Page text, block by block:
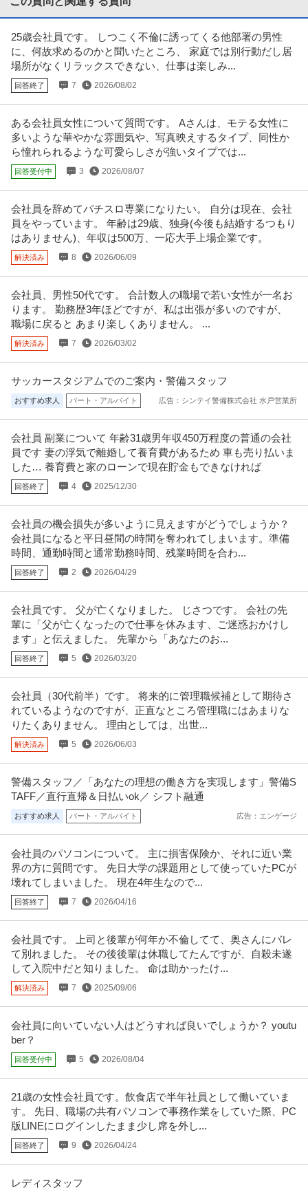
経理（財務会計） ／ 経理／土日祝休み／服装自由／賞与4か月分
／平均年齢30代／残業月10時間
株式会社林電子
正社員
年収300万円〜500万円
【職種】管理＞経理（財務会計） 【業種】IT・インターネット＞ソフトウエ
ア ※会員属性などに応じ、…続きを見る
提供：ビズリーチ
年収1000万円も可能×土日祝休み／外国人人材紹介の法人営業／
マネジメント業務
上野グループホールディングス株式会社
正社員 交通費支給
【年収1000万円も可能×土日祝休み】外国人人材紹介の法人営業｜マネジメ
ント業務 【高収入！稼ぐな…続きを見る
提供：上野グループホールディングス株式会社
ドローン・3Dレーザースキャナーを駆使する先進的測量技術者／
創業90年の強固なグループ基盤／京都・丸太町駅徒歩1分／完全週
休2日（土日祝）
正社員 土日休み 高収入 完全週休2日制
年収800万円〜1,000万円
【職種】管理＞法務・コンプライアンス 【業種】士業＞その他 ※会員属性な
どに応じ、当該求人をビズリ…続きを見る
提供：ビズリーチ
御茶ノ水／社会課題の構造化ライター（記者職）在宅勤務中心土
日祝休み
株式会社Ｒｉｄｉｌｏｖｅｒ
年収400万円〜690万円
株式会社Ｒｉｄｉｌｏｖｅｒ 【御茶ノ水】社会課題の構造化ライター（記者
職）◆在宅勤務中心◎土日祝休 …続きを見る
移行・定着支援
株式会社Kaien/Kaien秋葉原
正社員 交通費支給 昇給あり 土日休み
月給31.8万円〜38.9万円
就労移行支援事業所にてサービス管理責任者の募集です＠千代田区 【業務内
提供：ケア人材バンク
この条件の求人をもっと見る
25歳会社員です。 しつこく不倫に誘ってくる他部署の男性
に、何故求めるのかと聞いたところ、 家庭では別行動だし居
場所がなくリラックスできない、仕事は楽しみ...
回答終了 7 2026/08/02
ある会社員女性について質問です。 Aさんは、モテる女性に
多いような華やかな雰囲気や、写真映えするタイプ、同性か
ら憧れられるような可愛らしさが強いタイプでは...
回答受付中 3 2026/08/07
会社員を辞めてパチスロ専業になりたい。 自分は現在、会社
員をやっています。 年齢は29歳、独身(今後も結婚するつもり
はありません)、年収は500万、一応大手上場企業です。
解決済み 8 2026/06/09
会社員、男性50代です。 合計数人の職場で若い女性が一名お
ります。 勤務歴3年ほどですが、私は出張が多いのですが、
職場に戻ると あまり楽しくありません。 ...
解決済み 7 2026/03/02
サッカースタジアムでのご案内・警備スタッフ
おすすめ求人 パート・アルバイト 広告：シンテイ警備株式会社 水戸営業所
会社員 副業について 年齢31歳男年収450万程度の普通の会社
員です 妻の浮気で離婚して養育費があるため 車も売り払いま
した… 養育費と家のローンで現在貯金もできなければ
回答終了 4 2025/12/30
会社員の機会損失が多いように見えますがどうでしょうか？
会社員になると平日昼間の時間を奪われてしまいます。準備
時間、通勤時間と通常勤務時間、残業時間を合わ...
回答終了 2 2026/04/29
会社員です。 父が亡くなりました。 じさつです。 会社の先
輩に「父が亡くなったので仕事を休みます、ご迷惑おかけし
ます」と伝えました。 先輩から「あなたのお...
回答終了 5 2026/03/20
会社員（30代前半）です。 将来的に管理職候補として期待さ
れているようなのですが、正直なところ管理職にはあまりな
りたくありません。 理由としては、出世...
解決済み 5 2026/06/03
警備スタッフ／「あなたの理想の働き方を実現します」警備S
TAFF／直行直帰＆日払いok／ シフト融通
おすすめ求人 パート・アルバイト 広告：エンゲージ
会社員のパソコンについて。 主に損害保険か、それに近い業
界の方に質問です。 先日大学の課題用として使っていたPCが
壊れてしまいました。 現在4年生なので...
回答終了 7 2026/04/16
会社員です。 上司と後輩が何年か不倫してて、奥さんにバレ
て別れました。 その後後輩は休職してたんですが、自殺未遂
して入院中だと知りました。 命は助かったけ...
解決済み 7 2025/09/06
会社員に向いていない人はどうすれば良いでしょうか？ youtu
ber？
回答受付中 5 2026/08/04
21歳の女性会社員です。飲食店で半年社員として働いていま
す。 先日、職場の共有パソコンで事務作業をしていた際、PC
版LINEにログインしたまま少し席を外し...
回答終了 9 2026/04/24
レディスタッフ